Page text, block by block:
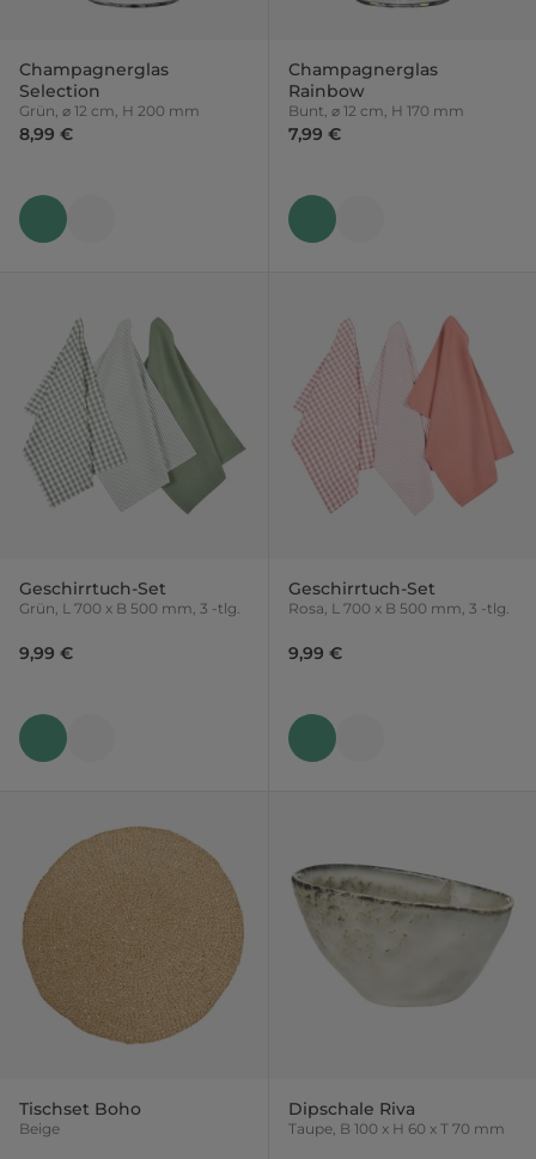
Champagnerglas
Selection
Grün, ⌀ 12 cm, H 200 mm
8,99 €
Champagnerglas
Rainbow
Bunt, ⌀ 12 cm, H 170 mm
7,99 €
Geschirrtuch-Set
Grün, L 700 x B 500 mm, 3 -tlg.
9,99 €
Geschirrtuch-Set
Rosa, L 700 x B 500 mm, 3 -tlg.
9,99 €
Tischset Boho
Beige
Dipschale Riva
Taupe, B 100 x H 60 x T 70 mm